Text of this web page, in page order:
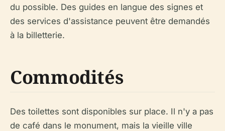
du possible. Des guides en langue des signes et
des services d'assistance peuvent être demandés
à la billetterie.
Commodités
Des toilettes sont disponibles sur place. Il n'y a pas
de café dans le monument, mais la vieille ville